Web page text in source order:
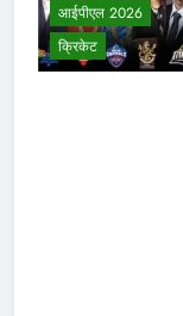
आईपीएल 2026
क्रिकेट